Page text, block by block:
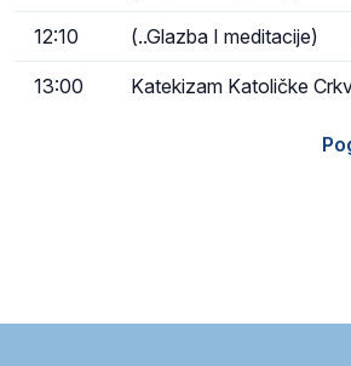
12:10 (..Glazba I meditacije)
13:00 Katekizam Katoličke